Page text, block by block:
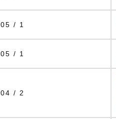
/ 1
/ 1
/ 2